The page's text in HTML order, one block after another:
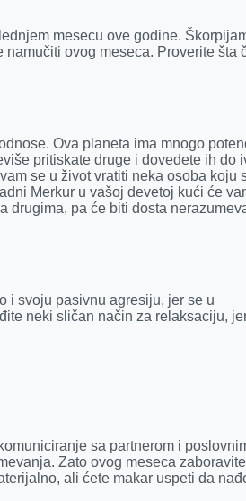
mesecu ove godine.
ovog meseca. Proverite šta
Ova planeta ima mnogo
pritiskate druge i dovedete ih do
se u život vratiti neka osoba koju
Merkur u vašoj devetoj kući će
drugima, pa će biti dosta
i svoju pasivnu agresiju, jer se u
neki sličan način za relaksaciju,
sa partnerom i
Zato ovog meseca
ali ćete makar uspeti da